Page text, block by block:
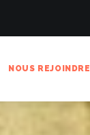
NOUS REJOINDRE